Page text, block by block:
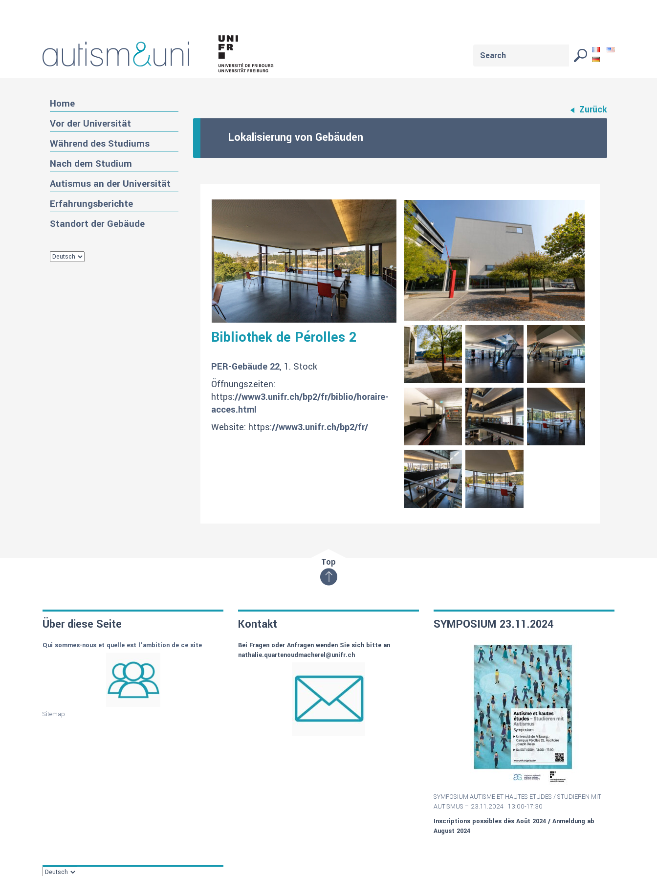
Home
Vor der Universität
Während des Studiums
Nach dem Studium
Autismus an der Universität
Erfahrungsberichte
Standort der Gebäude
Zurück
Lokalisierung von Gebäuden
Bibliothek de Pérolles 2
PER-Gebäude 22, 1. Stock
Öffnungszeiten:
https://www3.unifr.ch/bp2/fr/biblio/horaire-
acces.html
Website: https://www3.unifr.ch/bp2/fr/
Top
Über diese Seite
Qui sommes-nous et quelle est l’ambition de ce site
Sitemap
Kontakt
Bei Fragen oder Anfragen wenden Sie sich bitte an
nathalie.quartenoudmacherel@unifr.ch
SYMPOSIUM 23.11.2024
SYMPOSIUM AUTISME ET HAUTES ETUDES / STUDIEREN MIT
AUTISMUS – 23.11.2024 13:00-17:30
Inscriptions possibles dès Août 2024 / Anmeldung ab
August 2024